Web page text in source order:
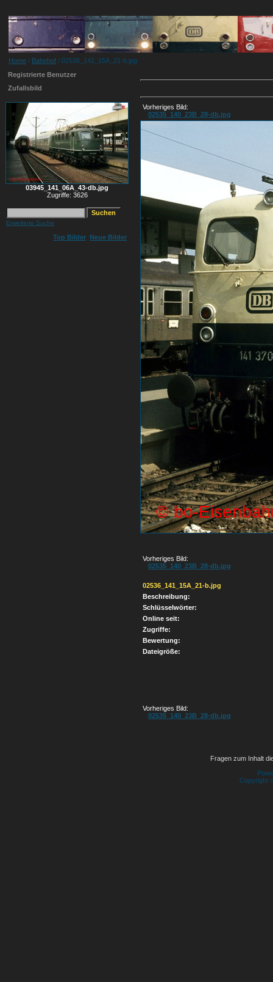
Home / Bahnhof / 02536_141_15A_21-b.jpg
Registrierte Benutzer
Zufallsbild
03945_141_06A_43-db.jpg
Zugriffe: 3626
Erweiterte Suche
Top Bilder Neue Bilder
Vorheriges Bild:
02535_140_23B_28-db.jpg
Vorheriges Bild:
02535_140_23B_28-db.jpg
02536_141_15A_21-b.jpg
Beschreibung:
Schlüsselwörter:
Online seit:
Zugriffe:
Bewertung:
Dateigröße:
Vorheriges Bild:
02535_140_23B_28-db.jpg
Fragen zum Inhalt
Copyright